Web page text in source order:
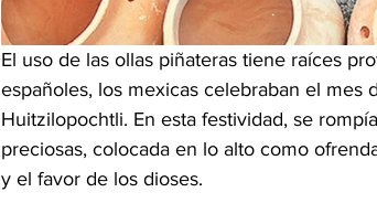
El uso de las ollas piñateras tiene raíces
españoles, los mexicas celebraban el
Huitzilopochtli. En esta festividad, se
preciosas, colocada en lo alto como
y el favor de los dioses.